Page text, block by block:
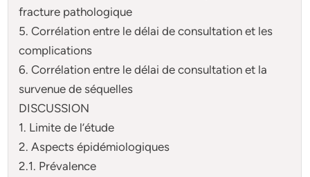
fracture pathologique
5. Corrélation entre le délai de consultation et les
complications
6. Corrélation entre le délai de consultation et la
survenue de séquelles
DISCUSSION
1. Limite de l’étude
2. Aspects épidémiologiques
2.1. Prévalence